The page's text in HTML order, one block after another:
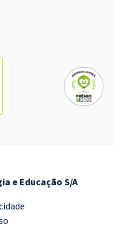
e Educação S/A